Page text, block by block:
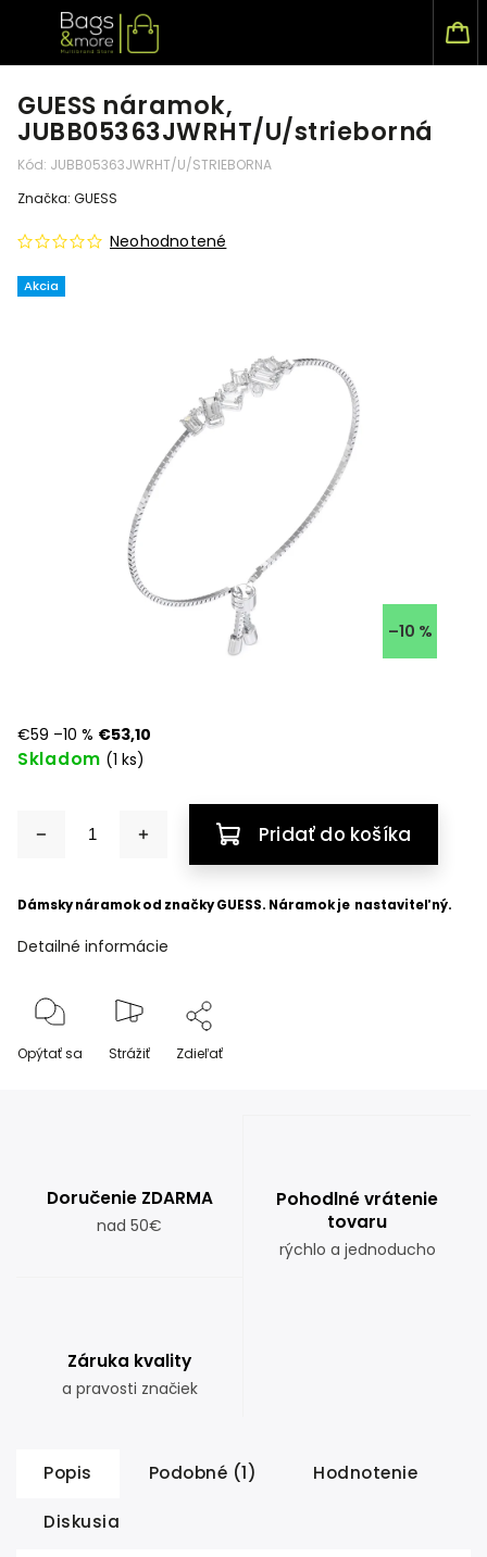
GUESS náramok,
JUBB05363JWRHT/U/strieborná
Kód: JUBB05363JWRHT/U/STRIEBORNA
Akcia
Neohodnotené
Značka: GUESS
–10 %
€59 –10 % €53,10
Skladom (1 ks)
Pridať do košíka
Dámsky náramok od značky GUESS. Náramok je nastaviteľný.
Detailné informácie
Opýtať sa Strážiť Zdieľať
Doručenie ZDARMA
nad 50€
Pohodlné vrátenie
tovaru
rýchlo a jednoducho
Záruka kvality
a pravosti značiek
Popis Podobné (1) Hodnotenie
Diskusia